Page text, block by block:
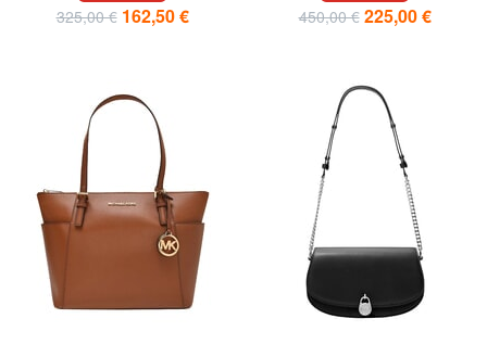
325,00 € 162,50 € 450,00 € 225,00 €